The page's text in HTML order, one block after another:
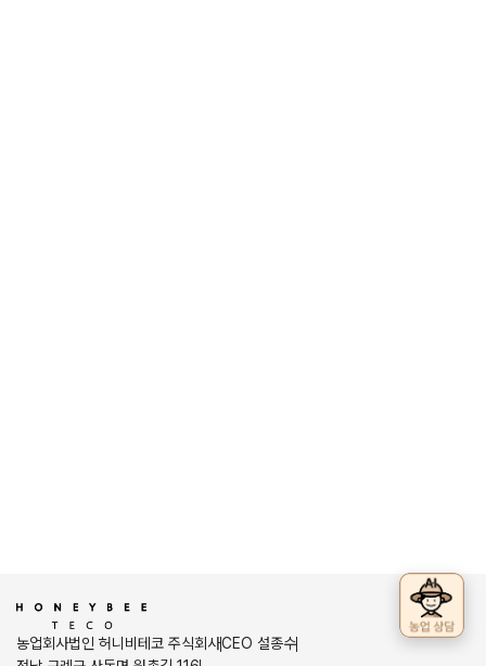
농업회사법인 허니비테코 주식회사CEO 설종수